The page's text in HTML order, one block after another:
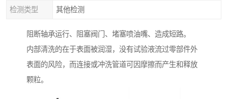
检测类型 其他检测
阻断轴承运行、阻塞阀门、堵塞喷油嘴、造成短路。
内部清洗的在于表面被润湿，没有试验液流过零部件外
表面的风险，而连接或冲洗管道可因摩擦而产生和释放
颗粒。